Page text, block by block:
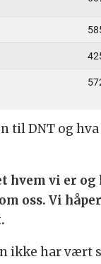
til DNT og
hvem vi er
oss. Vi
ikke har vært